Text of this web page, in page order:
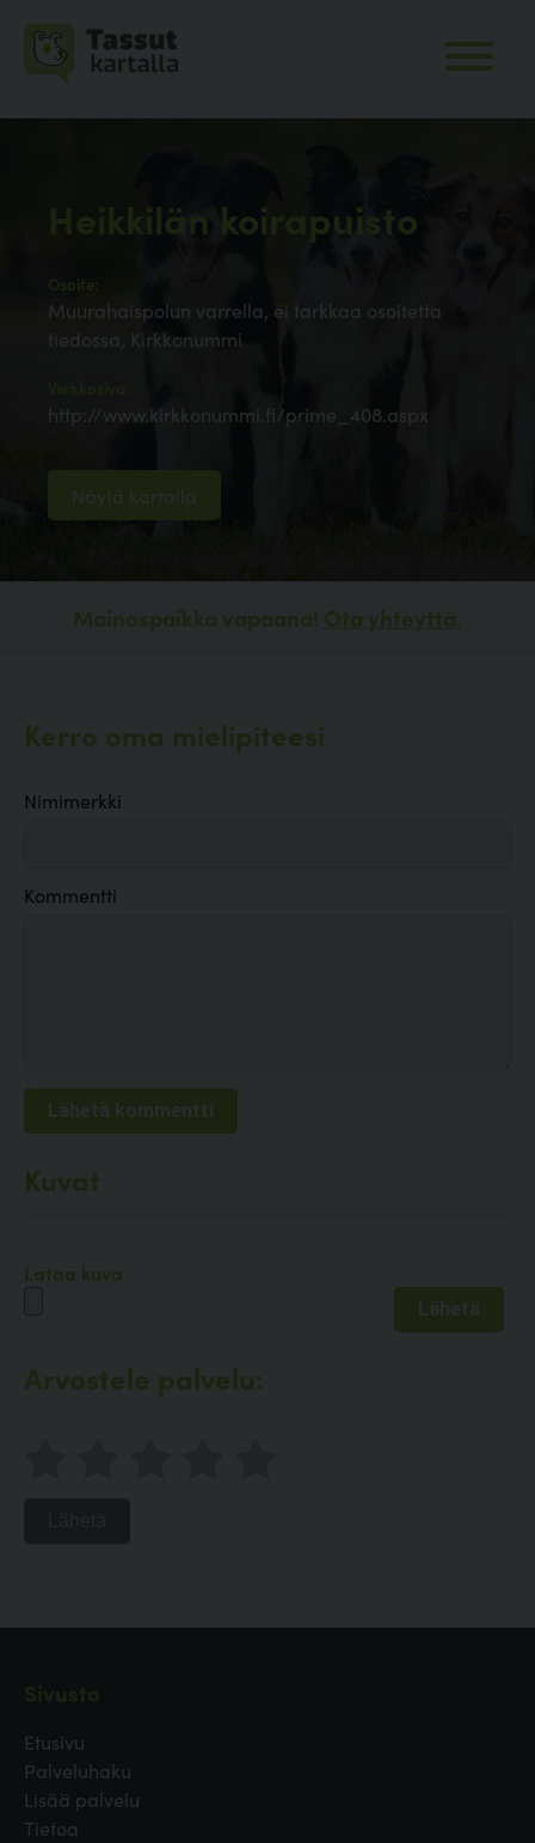
Heikkilän koirapuisto
Osoite:
Muurahaispolun varrella, ei tarkkaa osoitetta
tiedossa, Kirkkonummi
http://www.kirkkonummi.fi/prime_408.aspx
Näytä kartalla
Mainospaikka vapaana! Ota yhteyttä.
Kerro oma mielipiteesi
Nimimerkki
Kommentti
Kuvat
Lataa kuva
Arvostele palvelu:
Etusivu
Palveluhaku
Lisää palvelu
Tietoa